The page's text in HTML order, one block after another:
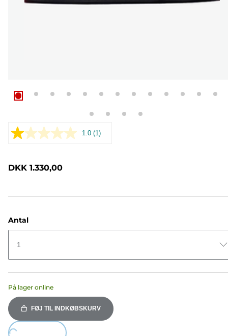
1.0 Læs
(1)
DKK 1.330,00
Antal
1
På lager online
FØJ TIL INDKØBSKURV